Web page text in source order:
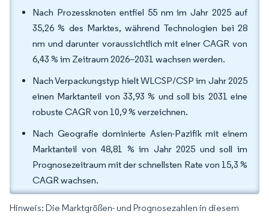
Nach Prozessknoten entfiel 55 nm im Jahr 2025 auf
35,26 % des Marktes, während Technologien bei 28
nm und darunter voraussichtlich mit einer CAGR von
6,43 % im Zeitraum 2026–2031 wachsen werden.
Nach Verpackungstyp hielt WLCSP/CSP im Jahr 2025
einen Marktanteil von 33,93 % und soll bis 2031 eine
robuste CAGR von 10,9 % verzeichnen.
Nach Geografie dominierte Asien-Pazifik mit einem
Marktanteil von 48,81 % im Jahr 2025 und soll im
Prognosezeitraum mit der schnellsten Rate von 15,3 %
CAGR wachsen.
Hinweis: Die Marktgrößen- und Prognosezahlen in diesem